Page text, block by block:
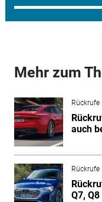
Mehr zum
Rückrufe
auch
Rückrufe
Q7,